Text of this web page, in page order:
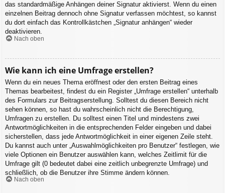
das standardmäßige Anhängen deiner Signatur aktivierst. Wenn du einen
einzelnen Beitrag dennoch ohne Signatur verfassen möchtest, so kannst
du dort einfach das Kontrollkästchen „Signatur anhängen“ wieder
deaktivieren.
Nach oben
Wie kann ich eine Umfrage erstellen?
Wenn du ein neues Thema eröffnest oder den ersten Beitrag eines
Themas bearbeitest, findest du ein Register „Umfrage erstellen“ unterhalb
des Formulars zur Beitragserstellung. Solltest du diesen Bereich nicht
sehen können, so hast du wahrscheinlich nicht die Berechtigung,
Umfragen zu erstellen. Du solltest einen Titel und mindestens zwei
Antwortmöglichkeiten in die entsprechenden Felder eingeben und dabei
sicherstellen, dass jede Antwortmöglichkeit in einer eigenen Zeile steht.
Du kannst auch unter „Auswahlmöglichkeiten pro Benutzer“ festlegen, wie
viele Optionen ein Benutzer auswählen kann, welches Zeitlimit für die
Umfrage gilt (0 bedeutet dabei eine zeitlich unbegrenzte Umfrage) und
schließlich, ob die Benutzer ihre Stimme ändern können.
Nach oben